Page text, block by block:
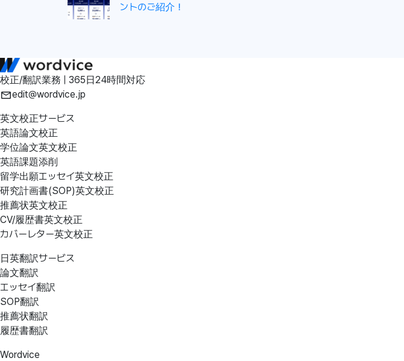
ントのご紹介！
校正/翻訳業務 | 365日24時間対応
edit@wordvice.jp
英文校正サービス
英語論文校正
学位論文英文校正
英語課題添削
留学出願エッセイ英文校正
研究計画書(SOP)英文校正
推薦状英文校正
CV/履歴書英文校正
カバーレター英文校正
日英翻訳サービス
論文翻訳
エッセイ翻訳
SOP翻訳
推薦状翻訳
履歴書翻訳
Wordvice